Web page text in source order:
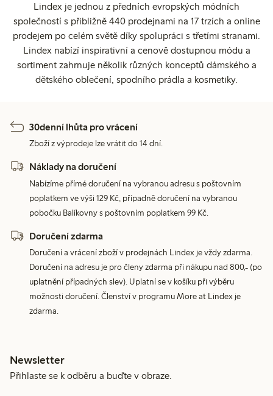
Lindex je jednou z předních evropských módních
společností s přibližně 440 prodejnami na 17 trzích a online
prodejem po celém světě díky spolupráci s třetími stranami.
Lindex nabízí inspirativní a cenově dostupnou módu a
sortiment zahrnuje několik různých konceptů dámského a
dětského oblečení, spodního prádla a kosmetiky.
30denní lhůta pro vrácení
Zboží z výprodeje lze vrátit do 14 dní.
Náklady na doručení
Nabízíme přímé doručení na vybranou adresu s poštovním
poplatkem ve výši 129 Kč, případně doručení na vybranou
pobočku Balíkovny s poštovním poplatkem 99 Kč.
Doručení zdarma
Doručení a vrácení zboží v prodejnách Lindex je vždy zdarma.
Doručení na adresu je pro členy zdarma při nákupu nad 800,- (po
uplatnění případných slev). Uplatní se v košíku při výběru
možnosti doručení. Členství v programu More at Lindex je
zdarma.
Newsletter
Přihlaste se k odběru a buďte v obraze.